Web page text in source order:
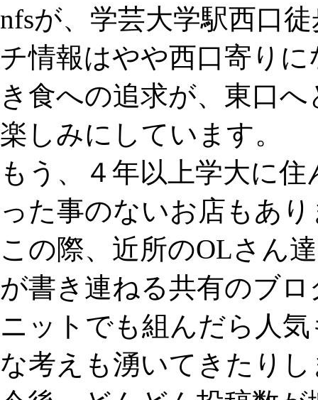
nfsが、学芸大学駅西口
チ情報はやや西口寄り
き食への追求が、東口
楽しみにしています。
もう、４年以上学大に
った事のないお店もあ
この際、近所のOLさん
が書き連ねる共有のブ
ニットでも組んだら人
な考えも湧いてきたり